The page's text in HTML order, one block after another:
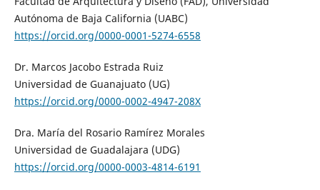
Autónoma de Baja California (UABC)
https://orcid.org/0000-0001-5274-6558
Dr. Marcos Jacobo Estrada Ruiz
Universidad de Guanajuato (UG)
https://orcid.org/0000-0002-4947-208X
Dra. María del Rosario Ramírez Morales
Universidad de Guadalajara (UDG)
https://orcid.org/0000-0003-4814-6191